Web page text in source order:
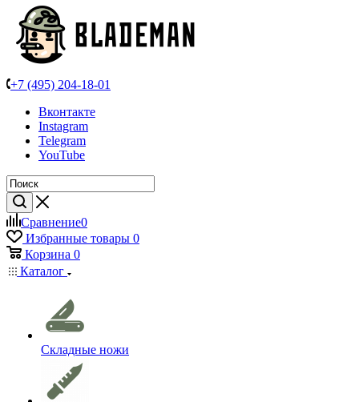
+7 (495) 204-18-01
Вконтакте
Instagram
Telegram
YouTube
Сравнение0
Избранные товары 0
Корзина 0
Каталог
Складные ножи